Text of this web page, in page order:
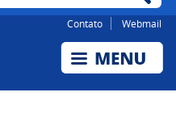
Contato Webmail